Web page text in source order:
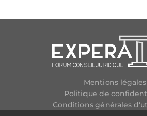
Mentions légales
Politique de
Conditions générales